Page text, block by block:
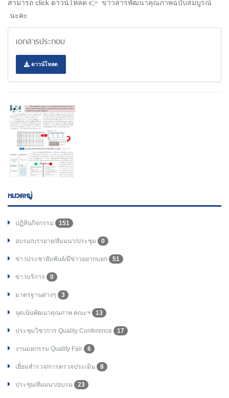
สามารถ click ดาวน์โหลด 👉 ​ ข่าวสารพัฒนาคุณภาพฉบับสมบูรณ์
นะคะ
เอกสารประกอบ
ดาวน์โหลด
หมวดหมู่
ปฏิทินกิจกรรม 151
อบรม/บรรยาย/สัมมนา/ประชุม 0
ข่าวประชาสัมพันธ์/มีข่าวอยากบอก 51
ข่าวบริการ 0
มาตรฐานต่างๆ 3
จุดเน้นพัฒนาคุณภาพ คณะฯ 13
ประชุมวิชาการ Quality Conference 17
งานมหกรรม Quality Fair 6
เยี่ยมสำรวจ/การตรวจประเมิน 8
ประชุม/สัมมนา/อบรม 23